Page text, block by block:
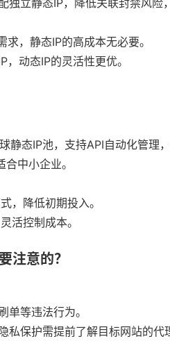
独立静态IP，降低关联封禁风险
求，静态IP的高成本无必要。
，动态IP的灵活性更优。
静态IP池，支持API自动化管理，
中小企业。
，降低初期投入。
活控制成本。
注意的？
单等违法行为。
私保护需提前了解目标网站的代